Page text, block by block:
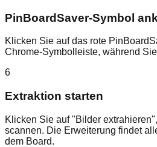
PinBoardSaver-Symbol
Klicken Sie auf das rote
Chrome-Symbolleiste, während
6
Extraktion starten
Klicken Sie auf "Bilder
scannen. Die Erweiterung findet
dem Board.